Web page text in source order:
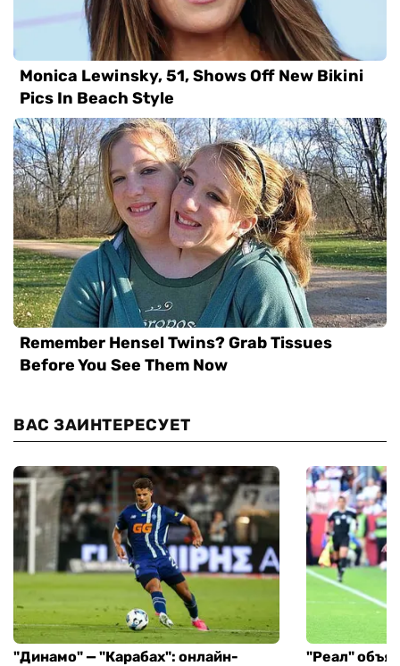
ВАС ЗАИНТЕРЕСУЕТ
"Динамо" — "Карабах": онлайн-
"Реал"